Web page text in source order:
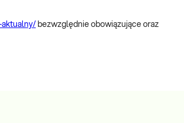
bezwzględnie obowiązujące oraz